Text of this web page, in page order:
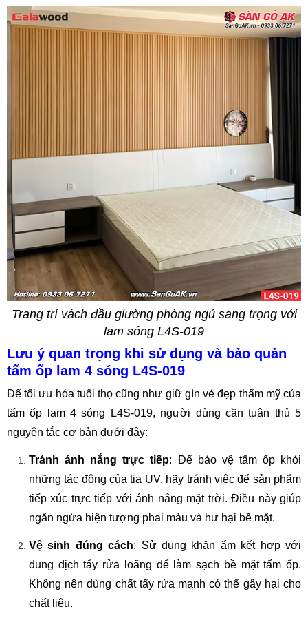
Trang trí vách đầu giường phòng ngủ sang trọng với
lam sóng L4S-019
Lưu ý quan trọng khi sử dụng và bảo quản
tấm ốp lam 4 sóng L4S-019
Để tối ưu hóa tuổi thọ cũng như giữ gìn vẻ đẹp thẩm mỹ của
tấm ốp lam 4 sóng L4S-019, người dùng cần tuân thủ 5
nguyên tắc cơ bản dưới đây:
Tránh ánh nắng trực tiếp: Để bảo vệ tấm ốp khỏi
những tác động của tia UV, hãy tránh việc để sản phẩm
tiếp xúc trực tiếp với ánh nắng mặt trời. Điều này giúp
ngăn ngừa hiện tượng phai màu và hư hại bề mặt.
Vệ sinh đúng cách: Sử dụng khăn ẩm kết hợp với
dung dịch tẩy rửa loãng để làm sạch bề mặt tấm ốp.
Không nên dùng chất tẩy rửa mạnh có thể gây hại cho
chất liệu.